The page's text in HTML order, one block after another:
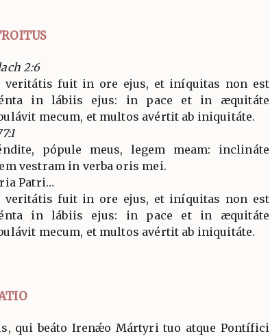
2:6
veritátis fuit in ore ejus, et iníquitas non est
in lábiis ejus: in pace et in æquitáte
mecum, et multos avértit ab iniquitáte.
pópule meus, legem meam: inclináte
vestram in verba oris mei.
Patri…
veritátis fuit in ore ejus, et iníquitas non est
in lábiis ejus: in pace et in æquitáte
mecum, et multos avértit ab iniquitáte.
qui beáto Irenǽo Mártyri tuo atque Pontífici